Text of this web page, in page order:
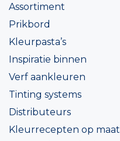
Assortiment
Prikbord
Kleurpasta’s
Inspiratie binnen
Verf aankleuren
Tinting systems
Distributeurs
Kleurrecepten op maat